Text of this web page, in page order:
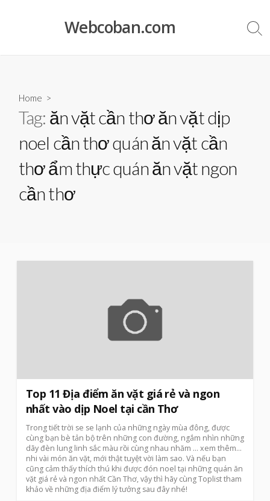
Webcoban.com
Home >
Tag: ăn vặt cần thơ ăn vặt dịp
noel cần thơ quán ăn vặt cần
thơ ẩm thực quán ăn vặt ngon
cần thơ
Top 11 Địa điểm ăn vặt giá rẻ và ngon
nhất vào dịp Noel tại cần Thơ
Trong tiết trời se se lạnh của những ngày mùa đông, được
cùng bạn bè tản bộ trên những con đường, ngắm nhìn những
dãy đèn lung linh sắc màu rồi cùng nhau nhăm … xem thêm…
nhi vài món ăn vặt, mới thật tuyệt vời làm sao. Và nếu bạn
cũng cảm thấy thích thú khi được đón noel tại những quán ăn
vặt giá rẻ và ngon nhất Cần Thơ, vậy thì hãy cùng Toplist tham
khảo về những địa điểm lý tưởng sau đây nhé!